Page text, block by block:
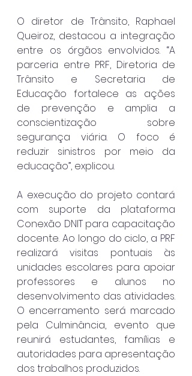
O diretor de Trânsito, Raphael
Queiroz, destacou a integração
entre os órgãos envolvidos. “A
parceria entre PRF, Diretoria de
Trânsito e Secretaria de
Educação fortalece as ações
de prevenção e amplia a
conscientização sobre
segurança viária. O foco é
reduzir sinistros por meio da
educação”, explicou.
A execução do projeto contará
com suporte da plataforma
Conexão DNIT para capacitação
docente. Ao longo do ciclo, a PRF
realizará visitas pontuais às
unidades escolares para apoiar
professores e alunos no
desenvolvimento das atividades.
O encerramento será marcado
pela Culminância, evento que
reunirá estudantes, famílias e
autoridades para apresentação
dos trabalhos produzidos.